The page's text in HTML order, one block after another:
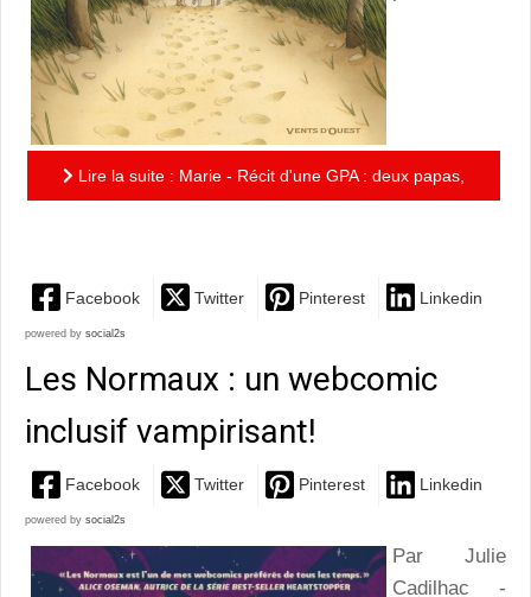
Lire la suite : Marie - Récit d'une GPA : deux papas,
Facebook Twitter Pinterest Linkedin
powered by social2s
Les Normaux : un webcomic
inclusif vampirisant!
Facebook Twitter Pinterest Linkedin
powered by social2s
Par Julie
Cadilhac -